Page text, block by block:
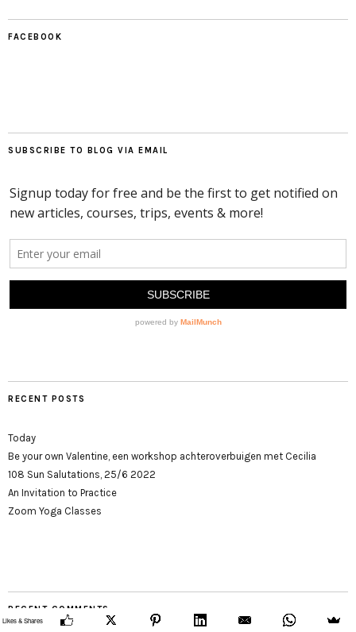
FACEBOOK
SUBSCRIBE TO BLOG VIA EMAIL
RECENT POSTS
Today
Be your own Valentine, een workshop achteroverbuigen met Cecilia
108 Sun Salutations, 25/6 2022
An Invitation to Practice
Zoom Yoga Classes
RECENT COMMENTS
Likes & Shares